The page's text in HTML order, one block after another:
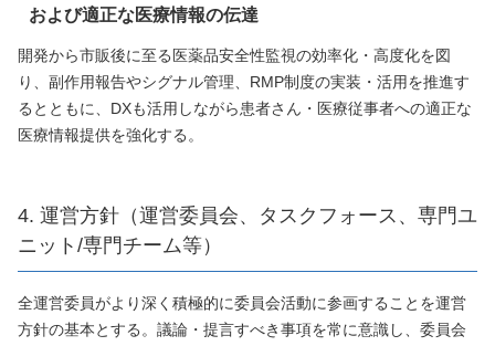
および適正な医療情報の伝達
開発から市販後に至る医薬品安全性監視の効率化・高度化を図
り、副作用報告やシグナル管理、RMP制度の実装・活用を推進す
るとともに、DXも活用しながら患者さん・医療従事者への適正な
医療情報提供を強化する。
4. 運営方針（運営委員会、タスクフォース、専門ユ
ニット/専門チーム等）
全運営委員がより深く積極的に委員会活動に参画することを運営
方針の基本とする。議論・提言すべき事項を常に意識し、委員会